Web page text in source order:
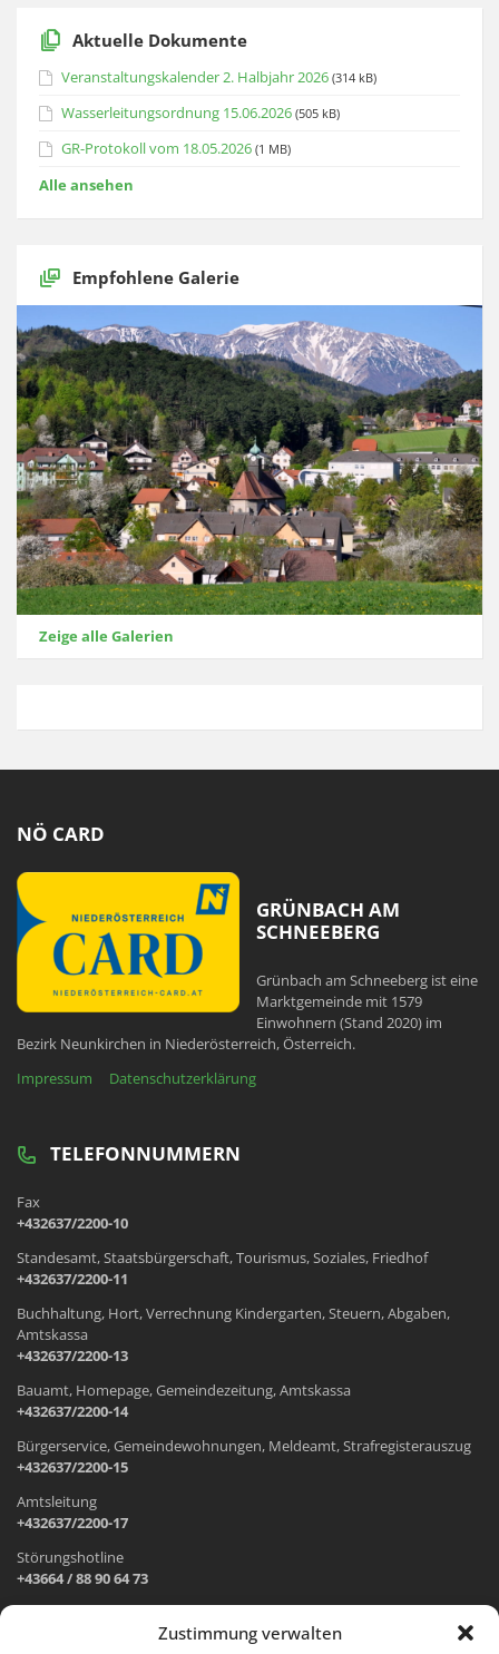
Zustimmung verwalten
Aktuelle Dokumente
Veranstaltungskalender 2. Halbjahr 2026 (314 kB)
Wasserleitungsordnung 15.06.2026 (505 kB)
GR-Protokoll vom 18.05.2026 (1 MB)
Alle ansehen
Empfohlene Galerie
Zeige alle Galerien
NÖ CARD
GRÜNBACH AM
SCHNEEBERG
Grünbach am Schneeberg ist eine
Marktgemeinde mit 1579
Einwohnern (Stand 2020) im
Bezirk Neunkirchen in Niederösterreich, Österreich.
Impressum
Datenschutzerklärung
TELEFONNUMMERN
Fax
+432637/2200-10
Standesamt, Staatsbürgerschaft, Tourismus, Soziales, Friedhof
+432637/2200-11
Buchhaltung, Hort, Verrechnung Kindergarten, Steuern, Abgaben,
Amtskassa
+432637/2200-13
Bauamt, Homepage, Gemeindezeitung, Amtskassa
+432637/2200-14
Bürgerservice, Gemeindewohnungen, Meldeamt, Strafregisterauszug
+432637/2200-15
Amtsleitung
+432637/2200-17
Störungshotline
+43664 / 88 90 64 73